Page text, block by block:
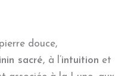
douce,
sacré, à l’intuition et